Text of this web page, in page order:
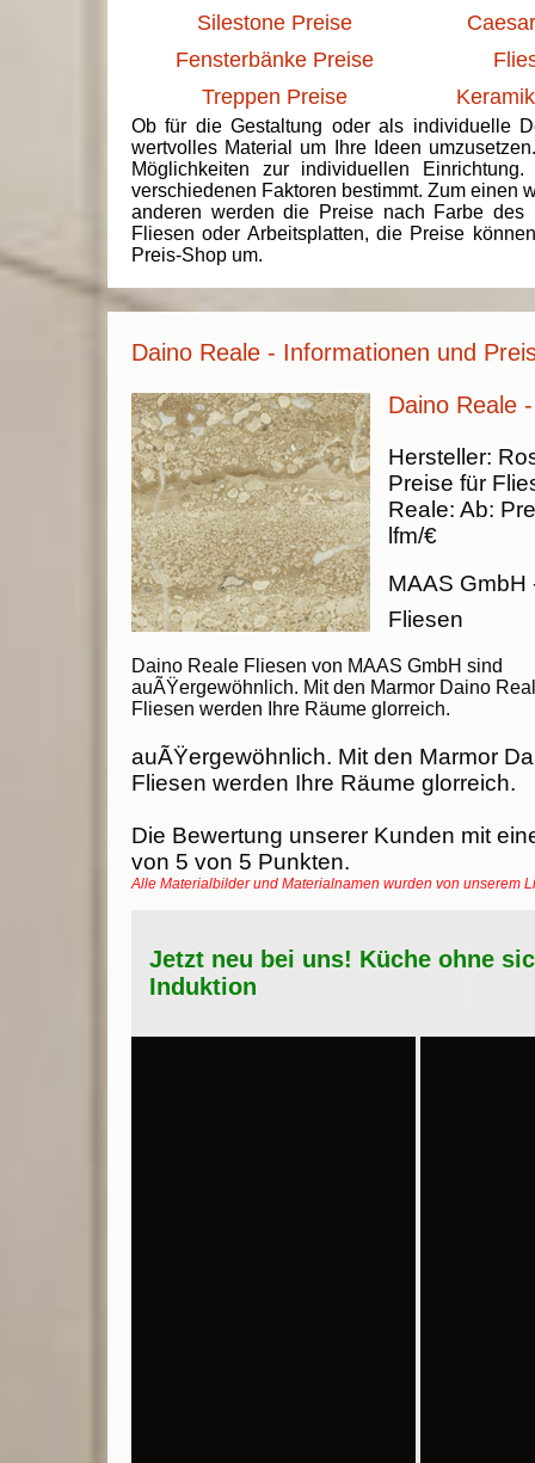
Silestone Preise
Fensterbänke Preise
Treppen Preise
Ob für die Gestaltung oder als individuelle
wertvolles Material um Ihre Ideen
Möglichkeiten zur individuellen
verschiedenen Faktoren bestimmt. Zum einen
anderen werden die Preise nach Farbe des
Fliesen oder Arbeitsplatten, die Preise
Preis-Shop um.
Daino Reale - Informationen und
Daino Reale
Daino Reale Fliesen von MAAS GmbH sind
auÃŸergewöhnlich. Mit den Marmor Daino
Fliesen werden Ihre Räume glorreich.
Hersteller:
Preise für
Reale: Ab:
lfm/€
MAAS GmbH
Fliesen
auÃŸergewöhnlich. Mit den Marmor
Fliesen werden Ihre Räume glorreich.
Die Bewertung unserer Kunden mit
von 5 von 5 Punkten.
Alle Materialbilder und Materialnamen wurden von unserem
Jetzt neu bei uns! Küche ohne
Induktion